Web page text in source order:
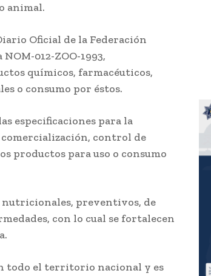
animal.
Oficial de la Federación
012-ZOO-1993,
químicos, farmacéuticos,
o consumo por éstos.
especificaciones para la
control de
productos para uso o consumo
nutricionales, preventivos, de
con lo cual se fortalecen
todo el territorio nacional y es